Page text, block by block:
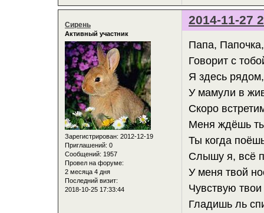
2014-11-27
Сирень
Активный участник
Зарегистрирован: 2012-12-19
Приглашений: 0
Сообщений: 1957
Провел на форуме:
2 месяца 4 дня
Последний визит:
2018-10-25 17:33:44
Папа,
Говорит с
Я здесь
У мамули в
Скоро
Меня ждёшь
Ты когда
Слышу я, всё
У меня твой
Чувствую
Гладишь ль